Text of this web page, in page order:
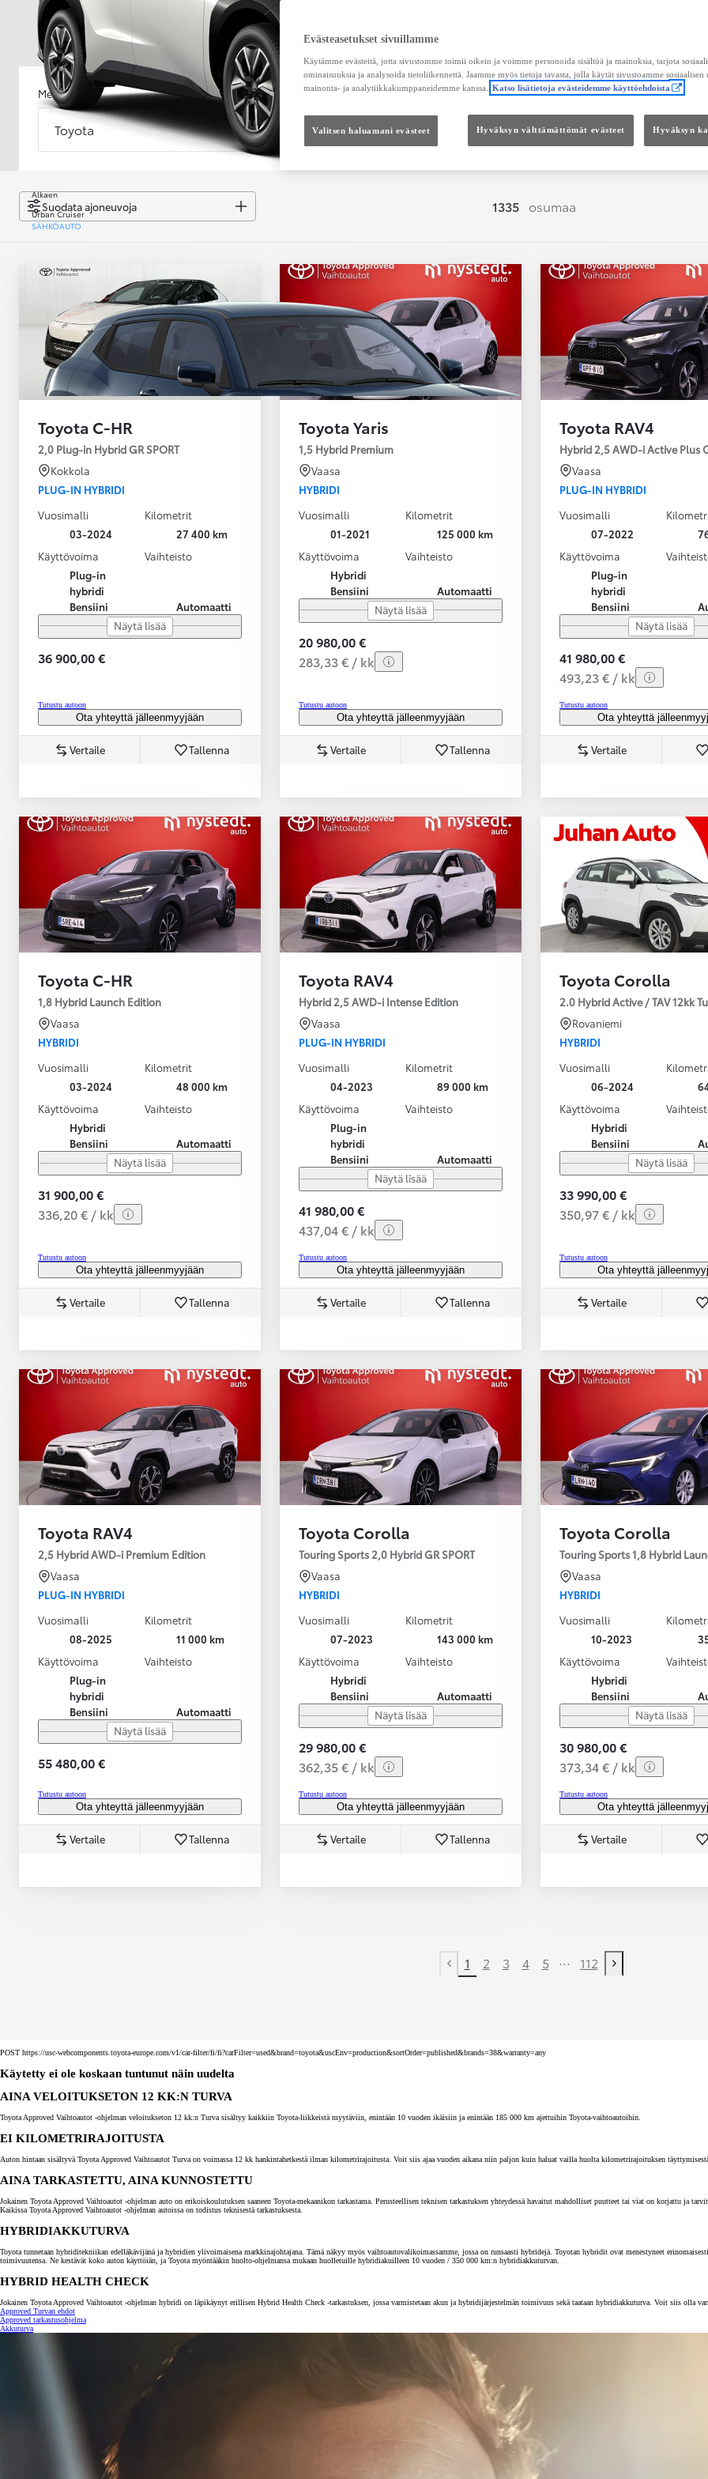
Alkaen
Urban Cruiser
SÄHKÖAUTO
Alkaen
tai kuukausierä
Merkki
Toyota
Malli
Malli
Hinta
Kokonaishinta
Suodata ajoneuvoja 1335 osumaa
Toyota C-HR
2,0 Plug-in Hybrid GR SPORT
Kokkola
PLUG-IN HYBRIDI
Vuosimalli
03-2024
Kilometrit
27 400 km
Käyttövoima
Plug-in
hybridi
Bensiini
Vaihteisto
Automaatti
Näytä lisää
36 900,00 €
Tutustu autoon
Ota yhteyttä jälleenmyyjään
Vertaile Tallenna
Toyota Yaris
1,5 Hybrid Premium
Vaasa
HYBRIDI
Vuosimalli
01-2021
Kilometrit
125 000 km
Käyttövoima
Hybridi
Bensiini
Vaihteisto
Automaatti
Näytä lisää
20 980,00 €
283,33 € / kk
Tutustu autoon
Ota yhteyttä jälleenmyyjään
Vertaile Tallenna
Toyota RAV4
Hybrid 2,5 AWD-i Active Plus
Vaasa
PLUG-IN HYBRIDI
Vuosimalli
07-2022
Käyttövoima
Plug-in
hybridi
Bensiini
Näytä lisää
41 980,00 €
493,23 € / kk
Tutustu autoon
Ota yhteyttä
Vertaile
Toyota C-HR
1,8 Hybrid Launch Edition
Vaasa
HYBRIDI
Vuosimalli
03-2024
Kilometrit
48 000 km
Käyttövoima
Hybridi
Bensiini
Vaihteisto
Automaatti
Näytä lisää
31 900,00 €
336,20 € / kk
Tutustu autoon
Ota yhteyttä jälleenmyyjään
Vertaile Tallenna
Toyota RAV4
Hybrid 2,5 AWD-i Intense Edition
Vaasa
PLUG-IN HYBRIDI
Vuosimalli
04-2023
Kilometrit
89 000 km
Käyttövoima
Plug-in
hybridi
Bensiini
Vaihteisto
Automaatti
Näytä lisää
41 980,00 €
437,04 € / kk
Tutustu autoon
Ota yhteyttä jälleenmyyjään
Vertaile Tallenna
Toyota Corolla
2.0 Hybrid Active / TAV 12kk
Rovaniemi
HYBRIDI
Vuosimalli
06-2024
Käyttövoima
Hybridi
Bensiini
Näytä lisää
33 990,00 €
350,97 € / kk
Tutustu autoon
Ota yhteyttä
Vertaile
Toyota RAV4
2,5 Hybrid AWD-i Premium Edition
Vaasa
PLUG-IN HYBRIDI
Vuosimalli
08-2025
Kilometrit
11 000 km
Käyttövoima
Plug-in
hybridi
Bensiini
Vaihteisto
Automaatti
Näytä lisää
55 480,00 €
Tutustu autoon
Ota yhteyttä jälleenmyyjään
Vertaile Tallenna
Toyota Corolla
Touring Sports 2,0 Hybrid GR SPORT
Vaasa
HYBRIDI
Vuosimalli
07-2023
Kilometrit
143 000 km
Käyttövoima
Hybridi
Bensiini
Vaihteisto
Automaatti
Näytä lisää
29 980,00 €
362,35 € / kk
Tutustu autoon
Ota yhteyttä jälleenmyyjään
Vertaile Tallenna
Toyota Corolla
Touring Sports 1,8 Hybrid
Vaasa
HYBRIDI
Vuosimalli
10-2023
Käyttövoima
Hybridi
Bensiini
Näytä lisää
30 980,00 €
373,34 € / kk
Tutustu autoon
Ota yhteyttä
Vertaile
Previous page
1 2 3 4 5 ... 112
Next page
POST https://usc-webcomponents.toyota-europe.com/v1/car-filter/fi/fi?carFilter=used&brand=toyota&uscEnv=production&sortOrder=published&brands=38&warranty=any
Käytetty ei ole koskaan tuntunut näin uudelta
AINA VELOITUKSETON 12 KK:N TURVA
Toyota Approved Vaihtoautot -ohjelman veloitukseton 12 kk:n Turva sisältyy kaikkiin Toyota-liikkeistä myytäviin, enintään 10 vuoden ikäisiin ja enintään 185 000 km ajettuihin Toyota-vaihtoautoihin.
EI KILOMETRIRAJOITUSTA
Auton hintaan sisältyvä Toyota Approved Vaihtoautot Turva on voimassa 12 kk hankintahetkestä ilman kilometrirajoitusta. Voit siis ajaa vuoden aikana niin paljon kuin haluat vailla huolta kilometrirajoituksen
AINA TARKASTETTU, AINA KUNNOSTETTU
Jokainen Toyota Approved Vaihtoautot -ohjelman auto on erikoiskoulutuksen saaneen Toyota-mekaanikon tarkastama. Perusteellisen teknisen tarkastuksen yhteydessä havaitut mahdolliset puutteet tai viat on korjattu ja
Kaikissa Toyota Approved Vaihtoautot -ohjelman autoissa on todistus teknisestä tarkastuksesta.
HYBRIDIAKKUTURVA
Toyota tunnetaan hybriditekniikan edelläkävijänä ja hybridien ylivoimaisena markkinajohtajana. Tämä näkyy myös vaihtoautovalikoimassamme, jossa on runsaasti hybridejä. Toyotan hybridit ovat menestyneet
toimivuutensa. Ne kestävät koko auton käyttöiän, ja Toyota myöntääkin huolto-ohjelmansa mukaan huolletuille hybridiakuilleen 10 vuoden / 350 000 km:n hybridiakkuturvan.
HYBRID HEALTH CHECK
Jokainen Toyota Approved Vaihtoautot -ohjelman hybridi on läpikäynyt erillisen Hybrid Health Check -tarkastuksen, jossa varmistetaan akun ja hybridijärjestelmän toimivuus sekä taataan hybridiakkuturva. Voit siis olla
Approved Turvan ehdot
Approved tarkastusohjelma
Akkuturva
Evästeasetukset sivuillamme
Käytämme evästeitä, jotta sivustomme toimii oikein ja voimme personoida sisältöä ja mainoksia, tarjota
ominaisuuksia ja analysoida tietoliikennettä. Jaamme myös tietoja tavasta, jolla käytät sivustoamme sosiaalisen
mainonta- ja analytiikkakumppaneidemme kanssa.
Katso lisätietoja evästeidemme käyttöehdoista
Valitsen haluamani evästeet Hyväksyn välttämättömät evästeet Hyväksyn